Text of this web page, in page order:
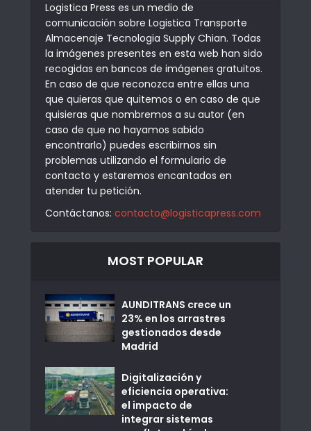
Logistica Press es un medio de
comunicación sobre Logistica Transporte
Almacenaje Tecnologia Supply Chian. Todas
la imágenes presentes en esta web han sido
recogidas en bancos de imágenes gratuitos.
En caso de que reconozca entre ellas una
que quieras que quitemos o en caso de que
quisieras que nombremos a su autor (en
caso de que no hayamos sabido
encontrarlo) puedes escribirnos sin
problemas utilizando el formulario de
contacto y estaremos encantados en
atender tu petición.
Contáctanos: contacto@logisticapress.com
MOST POPULAR
AUNDITRANS crece un
23% en los arrastres
gestionados desde
Madrid
Digitalización y
eficiencia operativa:
el impacto de
integrar sistemas